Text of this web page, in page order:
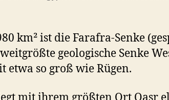
km² ist die Farafra-Senke
geologische Senke
etwa so groß wie Rügen.